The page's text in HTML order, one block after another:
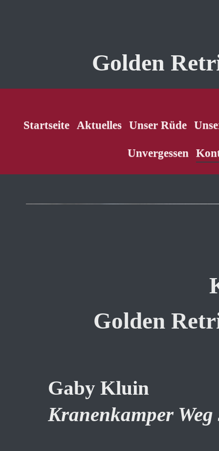
Golden
Startseite Aktuelles Unser Rüde
Unvergessen
Golden
Gaby Kluin
Kranenkamper Weg